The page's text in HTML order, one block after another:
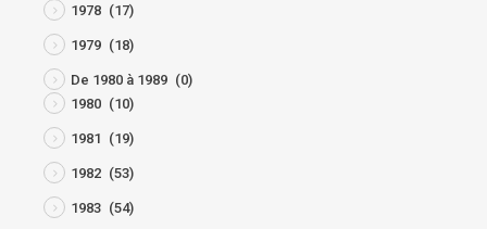
1978 (17)
1979 (18)
De 1980 à 1989 (0)
1980 (10)
1981 (19)
1982 (53)
1983 (54)